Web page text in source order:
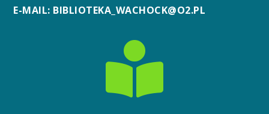
E-MAIL: BIBLIOTEKA_WACHOCK@O2.PL
